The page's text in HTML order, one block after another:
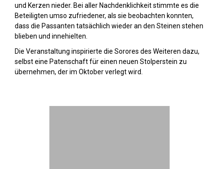
und Kerzen nieder. Bei aller Nachdenklichkeit stimmte es die
Beteiligten umso zufriedener, als sie beobachten konnten,
dass die Passanten tatsächlich wieder an den Steinen stehen
blieben und innehielten.
Die Veranstaltung inspirierte die Sorores des Weiteren dazu,
selbst eine Patenschaft für einen neuen Stolperstein zu
übernehmen, der im Oktober verlegt wird.